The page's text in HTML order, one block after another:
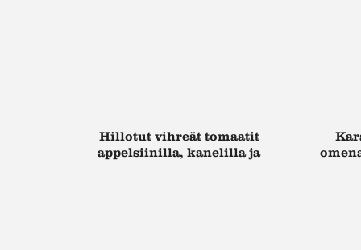
Hillotut vihreät tomaatit
appelsiinilla, kanelilla ja